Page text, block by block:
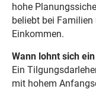
hohe
beliebt bei
Einkommen.
Wann lohnt sich
Ein
mit hohem